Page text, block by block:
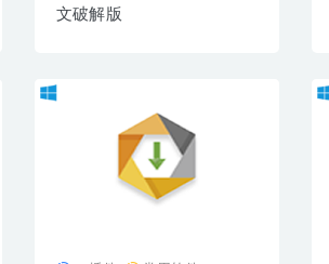
文破解版